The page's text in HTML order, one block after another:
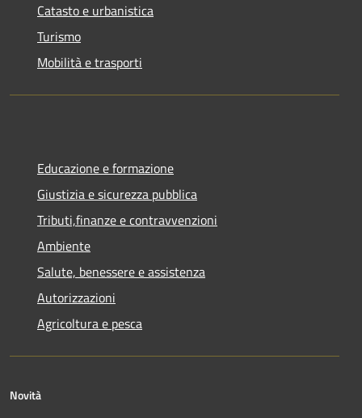
Catasto e urbanistica
Turismo
Mobilità e trasporti
Educazione e formazione
Giustizia e sicurezza pubblica
Tributi,finanze e contravvenzioni
Ambiente
Salute, benessere e assistenza
Autorizzazioni
Agricoltura e pesca
Novità